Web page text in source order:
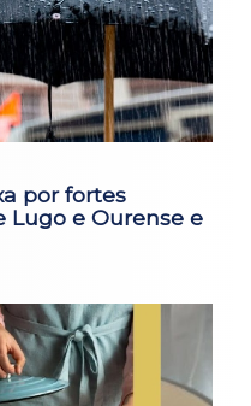
por fortes
Lugo e Ourense e